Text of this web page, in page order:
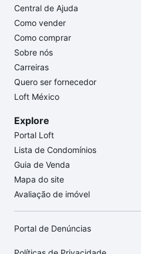
Central de Ajuda
Como vender
Como comprar
Sobre nós
Carreiras
Quero ser fornecedor
Loft México
Explore
Portal Loft
Lista de Condomínios
Guia de Venda
Mapa do site
Avaliação de imóvel
Portal de Denúncias